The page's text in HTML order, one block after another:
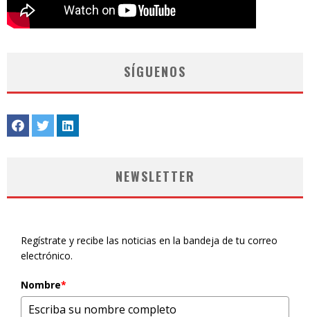
SÍGUENOS
NEWSLETTER
Regístrate y recibe las noticias en la bandeja de tu correo
electrónico.
Nombre*